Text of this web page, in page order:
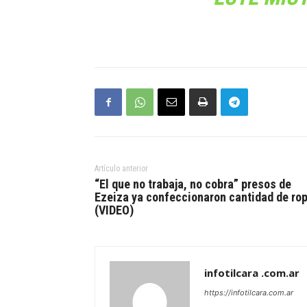
Artículo anterior
“El que no trabaja, no cobra” presos de
Ezeiza ya confeccionaron cantidad de
(VIDEO)
infotilcara .com.ar
https://infotilcara.com.ar